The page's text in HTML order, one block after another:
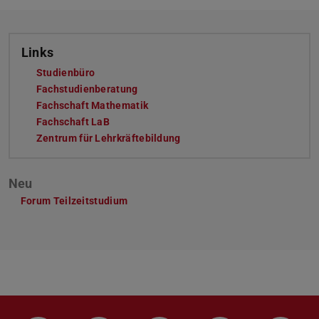
Links
Studienbüro
Fachstudienberatung
Fachschaft Mathematik
Fachschaft LaB
Zentrum für Lehrkräftebildung
Neu
Forum Teilzeitstudium